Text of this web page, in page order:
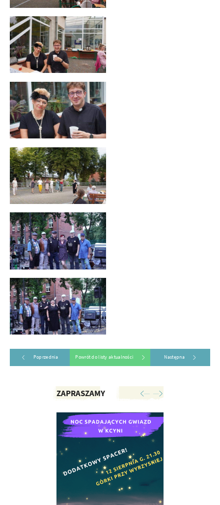
Poprzednia Powrót do listy aktualności Następna
ZAPRASZAMY